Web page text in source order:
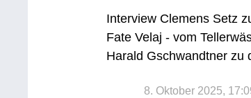
Interview Clemens Setz
Fate Velaj - vom
Harald Gschwandtner zu
8. Oktober 2025,